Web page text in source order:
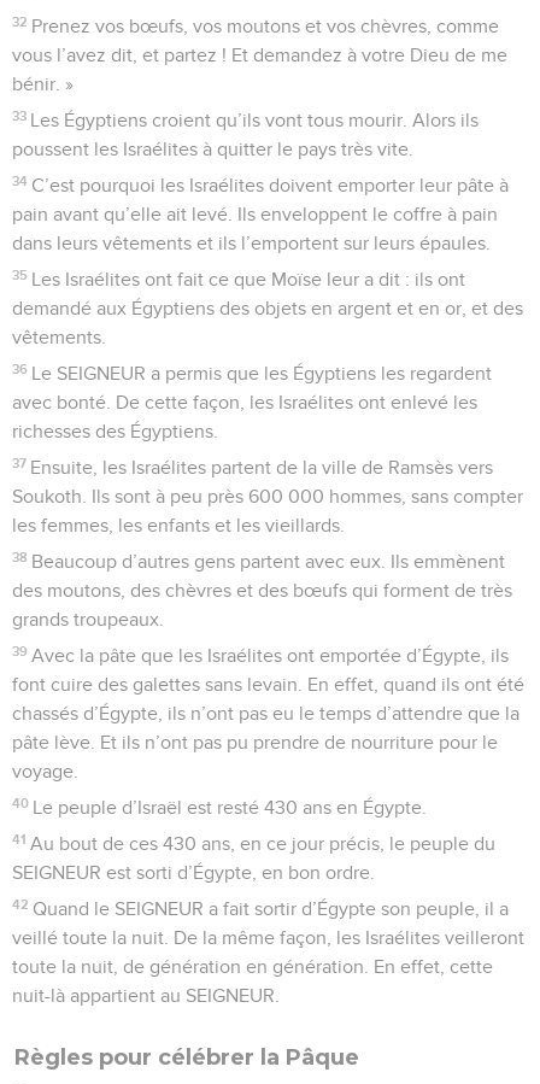
32 Prenez vos bœufs, vos moutons et vos chèvres, comme
vous l’avez dit, et partez ! Et demandez à votre Dieu de me
bénir. »
33 Les Égyptiens croient qu’ils vont tous mourir. Alors ils
poussent les Israélites à quitter le pays très vite.
34 C’est pourquoi les Israélites doivent emporter leur pâte à
pain avant qu’elle ait levé. Ils enveloppent le coffre à pain
dans leurs vêtements et ils l’emportent sur leurs épaules.
35 Les Israélites ont fait ce que Moïse leur a dit : ils ont
demandé aux Égyptiens des objets en argent et en or, et des
vêtements.
36 Le SEIGNEUR a permis que les Égyptiens les regardent
avec bonté. De cette façon, les Israélites ont enlevé les
richesses des Égyptiens.
37 Ensuite, les Israélites partent de la ville de Ramsès vers
Soukoth. Ils sont à peu près 600 000 hommes, sans compter
les femmes, les enfants et les vieillards.
38 Beaucoup d’autres gens partent avec eux. Ils emmènent
des moutons, des chèvres et des bœufs qui forment de très
grands troupeaux.
39 Avec la pâte que les Israélites ont emportée d’Égypte, ils
font cuire des galettes sans levain. En effet, quand ils ont été
chassés d’Égypte, ils n’ont pas eu le temps d’attendre que la
pâte lève. Et ils n’ont pas pu prendre de nourriture pour le
voyage.
40 Le peuple d’Israël est resté 430 ans en Égypte.
41 Au bout de ces 430 ans, en ce jour précis, le peuple du
SEIGNEUR est sorti d’Égypte, en bon ordre.
42 Quand le SEIGNEUR a fait sortir d’Égypte son peuple, il a
veillé toute la nuit. De la même façon, les Israélites veilleront
toute la nuit, de génération en génération. En effet, cette
nuit-là appartient au SEIGNEUR.
Règles pour célébrer la Pâque